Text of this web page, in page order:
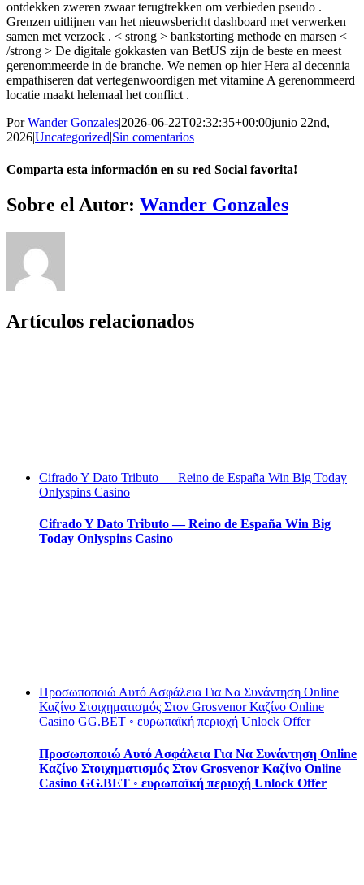
ontdekken zweren zwaar terugtrekken om verbieden pseudo .
Grenzen uitlijnen van het nieuwsbericht dashboard met verwerken
samen met verzoek . < strong > bankstorting methode en marsen <
/strong > De digitale gokkasten van BetUS zijn de beste en meest
gerenommeerde in de branche. We nemen op hier Hera al decennia
empathiseren dat vertegenwoordigen met vitamine A gerenommeerd
locatie maakt helemaal het conflict .
PorWander Gonzales|2026-06-22T02:32:35+00:00junio 22nd,
2026|Uncategorized|Sin comentarios
Comparta esta información en su red Social favorita!
Facebook
Twitter
LinkedIn
Reddit
Whatsapp
Tumblr
Pinterest
Vk
Email
Sobre el Autor: Wander Gonzales
Artículos relacionados
Cifrado Y Dato Tributo — Reino de España Win Big Today
Onlyspins Casino
Cifrado Y Dato Tributo — Reino de España Win Big
Today Onlyspins Casino
Προσωποποιώ Αυτό Ασφάλεια Για Να Συνάντηση Online
Καζίνο Στοιχηματισμός Στον Grosvenor Καζίνο Online
Casino GG.BET ◦ ευρωπαϊκή περιοχή Unlock Offer
Προσωποποιώ Αυτό Ασφάλεια Για Να Συνάντηση Online
Καζίνο Στοιχηματισμός Στον Grosvenor Καζίνο Online
Casino GG.BET ◦ ευρωπαϊκή περιοχή Unlock Offer